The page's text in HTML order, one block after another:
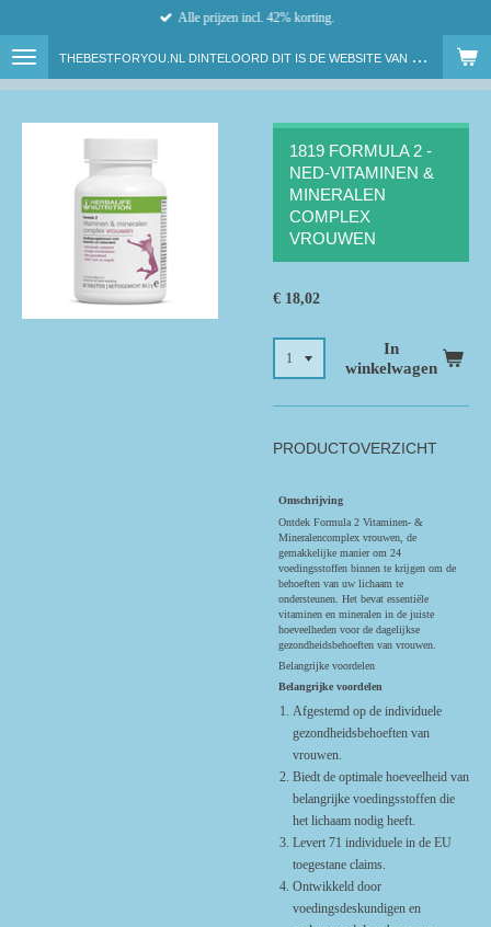
naar
de
THEBESTFORYOU.NL DINTELOORD DIT IS DE WEBSITE VAN ONAFHANKELIJK HERBALIFE NUTRITION MEMBER LENNY VAN DAM
Alle prijzen incl. 42% korting.
1819 FORMULA 2 -
NED-VITAMINEN &
MINERALEN
COMPLEX
VROUWEN
€ 18,02
In
winkelwagen
PRODUCTOVERZICHT
Omschrijving
Ontdek Formula 2 Vitaminen- &
Mineralencomplex vrouwen, de
gemakkelĳke manier om 24
voedingsstoffen binnen te krĳgen om de
behoeften van uw lichaam te
ondersteunen. Het bevat essentiële
vitaminen en mineralen in de juiste
hoeveelheden voor de dagelĳkse
gezondheidsbehoeften van vrouwen.
Belangrijke voordelen
Belangrijke voordelen
Afgestemd op de individuele
gezondheidsbehoeften van
vrouwen.
Biedt de optimale hoeveelheid van
belangrijke voedingsstoffen die
het lichaam nodig heeft.
Levert 71 individuele in de EU
toegestane claims.
Ontwikkeld door
voedingsdeskundigen en